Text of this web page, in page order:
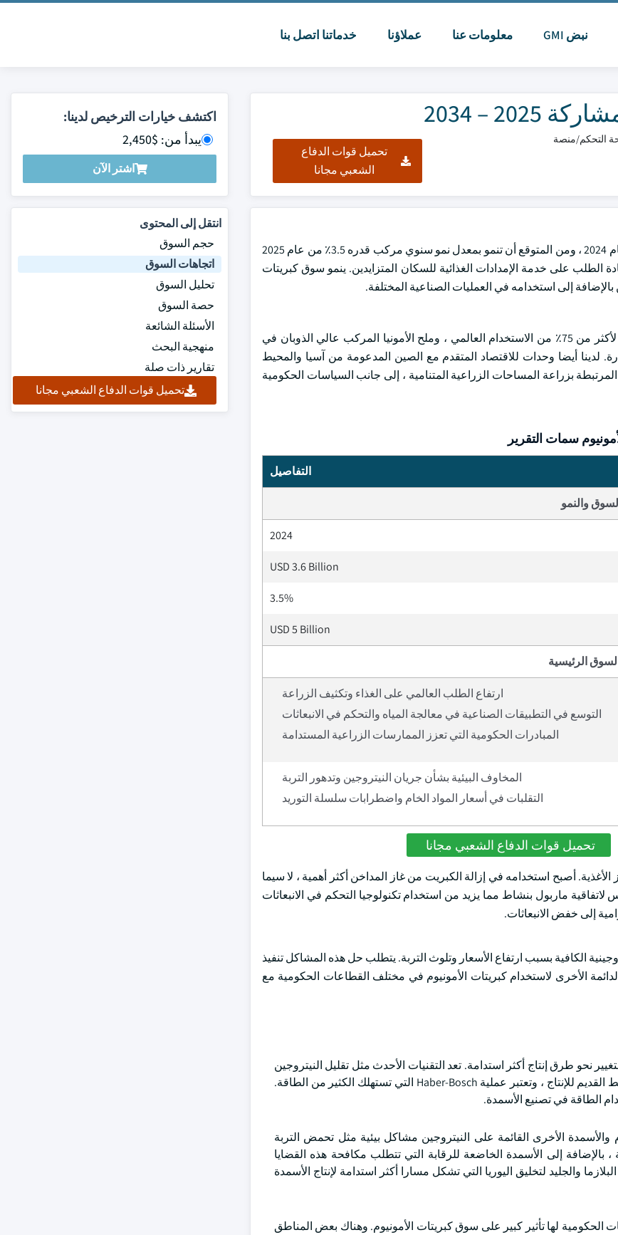
نبض GMI معلومات عنا عملاؤنا خدماتنا اتصل بنا
– 2034
تحميل قوات الدفاع
الشعبي مجانا
اكتشف خيارات الترخيص لدينا:
يبدأ من: $2,450
اشتر الآن
قدرت سوق كبريتات الأمونيوم العالمية بنحو 3.6 مليار دولار أمريكي في عام 2024 ، ومن المتوقع أن تنمو بمعدل نمو سنوي مركب قدره 3.5٪ من عام 2025
زيادة الطلب على خدمة الإمدادات الغذائية للسكان المتزايدين. ينمو سوق كبريتات
إلى استخدامه في العمليات الصناعية المختلفة.
تتمتع كبريتات الأمونيوم بتحسينات مهمة في الأسمدة الاستهلاكية الأولية لأكثر من 75٪ من الاستخدام العالمي ، وملح الأمونيا المركب عالي الذوبان في
لدينا أيضا وحدات للاقتصاد المتقدم مع الصين المدعومة من آسيا والمحيط
بزراعة المساحات الزراعية المتنامية ، إلى جانب السياسات الحكومية
سمات التقرير
التفاصيل
والنمو
2024
USD 3.6 Billion
3.5%
USD 5 Billion
الرئيسية
ارتفاع الطلب العالمي على الغذاء وتكثيف الزراعة
التوسع في التطبيقات الصناعية في معالجة المياه والتحكم في الانبعاثات
المبادرات الحكومية التي تعزز الممارسات الزراعية المستدامة
المخاوف البيئية بشأن جريان النيتروجين وتدهور التربة
التقلبات في أسعار المواد الخام واضطرابات سلسلة التوريد
تحميل قوات الدفاع الشعبي مجانا
أصبح استخدامه في إزالة الكبريت من غاز المداخن أكثر أهمية ، لا سيما
ماربول بنشاط مما يزيد من استخدام تكنولوجيا التحكم في الانبعاثات
إلى خفض الانبعاثات.
الكافية بسبب ارتفاع الأسعار وتلوث التربة. يتطلب حل هذه المشاكل تنفيذ
الأخرى لاستخدام كبريتات الأمونيوم في مختلف القطاعات الحكومية مع
نحو طرق إنتاج أكثر استدامة. تعد التقنيات الأحدث مثل تقليل النيتروجين
الحفاز الكهربائي باستخدام السوائل الأيونية بدائل أكثر اخضرارا للنمط القديم للإنتاج ، وتعتبر عملية Haber-Bosch التي تستهلك الكثير من الطاقة.
الطاقة في تصنيع الأسمدة.
والأسمدة الأخرى القائمة على النيتروجين مشاكل بيئية مثل تحمض التربة
إلى الأسمدة الخاضعة للرقابة التي تتطلب مكافحة هذه القضايا
والجليد لتخليق اليوريا التي تشكل مسارا أكثر استدامة لإنتاج الأسمدة
الحكومية لها تأثير كبير على سوق كبريتات الأمونيوم. وهناك بعض المناطق
انتقل إلى المحتوى
حجم السوق
اتجاهات السوق
تحليل السوق
حصة السوق
الأسئلة الشائعة
منهجية البحث
تقارير ذات صلة
تحميل قوات الدفاع الشعبي مجانا